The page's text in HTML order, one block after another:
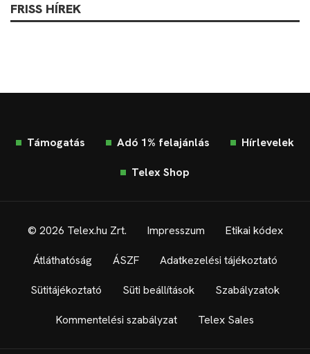
FRISS HÍREK
Támogatás Adó 1% felajánlás Hírlevelek
Telex Shop
© 2026 Telex.hu Zrt. Impresszum Etikai kódex
Átláthatóság ÁSZF Adatkezelési tájékoztató
Sütitájékoztató Süti beállítások Szabályzatok
Kommentelési szabályzat Telex Sales